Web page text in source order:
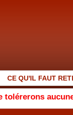
CE QU'IL FAUT
neutralité